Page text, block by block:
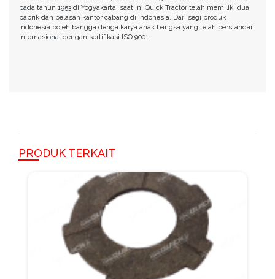
pada tahun 1953 di Yogyakarta, saat ini Quick Tractor telah memiliki dua
pabrik dan belasan kantor cabang di Indonesia. Dari segi produk,
Indonesia boleh bangga denga karya anak bangsa yang telah berstandar
internasional dengan sertifikasi ISO 9001.
PRODUK TERKAIT